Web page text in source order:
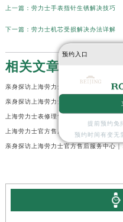
上一篇： 劳力士手表指针生锈解决技巧
下一篇： 劳力士机芯受损解决办法详解
相关文章
亲身探
上海劳
亲身探
预约入口
提前预约免
预约时间有变无